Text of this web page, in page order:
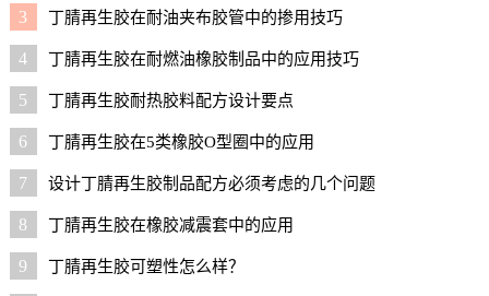
3 丁腈再生胶在耐油夹布胶管中的掺用技巧
4 丁腈再生胶在耐燃油橡胶制品中的应用技巧
5 丁腈再生胶耐热胶料配方设计要点
6 丁腈再生胶在5类橡胶O型圈中的应用
7 设计丁腈再生胶制品配方必须考虑的几个问题
8 丁腈再生胶在橡胶减震套中的应用
9 丁腈再生胶可塑性怎么样？